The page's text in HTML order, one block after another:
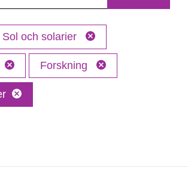
Sol och solarier
Forskning